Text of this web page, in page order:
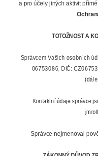
a pro účely jiných aktivit
TOTOŽNOST A
Správcem Vašich osobních
06753086, DIČ:
(dále
Kontaktní údaje správce
Správce nejmenoval